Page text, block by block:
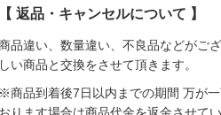
【 返品・キャンセルについて 】
品違い、数量違い、不良品などがご
しい商品と交換をさせて頂きます。
※商品到着後7日以内までの期間 万が